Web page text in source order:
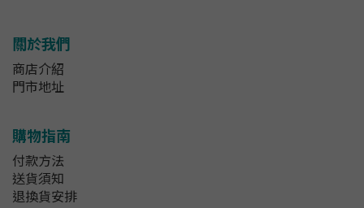
關於我們
商店介紹
門市地址
購物指南
付款方法
送貨須知
退換貨安排